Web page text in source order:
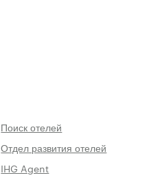
Поиск отелей
Отдел развития отелей
IHG Agent